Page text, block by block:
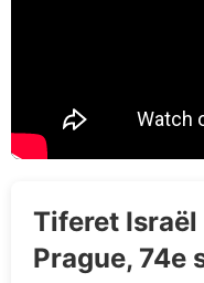
Tiferet Israël
Prague, 74e